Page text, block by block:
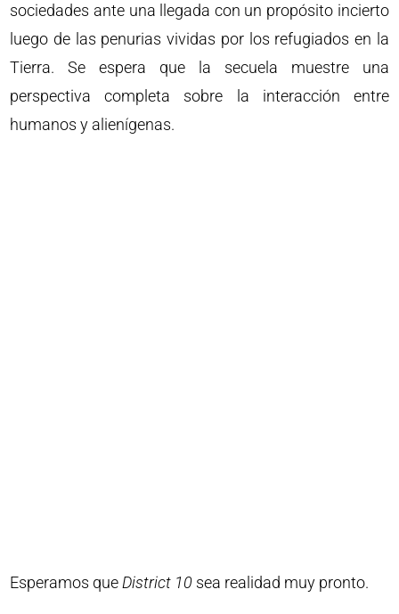
sociedades ante una llegada con un propósito incierto
luego de las penurias vividas por los refugiados en la
Tierra. Se espera que la secuela muestre una
perspectiva completa sobre la interacción entre
humanos y alienígenas.
Esperamos queDistrict 10 sea realidad muy pronto.